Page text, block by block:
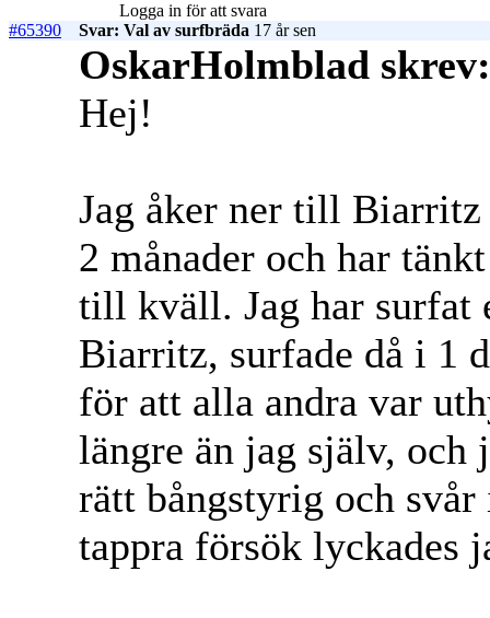
Logga in för att svara
#65390
Svar: Val av surfbräda 17 år sen
OskarHolmblad skrev:
Hej!
Jag åker ner till Biarritz
2 månader och har
till kväll. Jag har surfat
Biarritz, surfade då i 1
för att alla andra var
längre än jag själv, och
rätt bångstyrig och
tappra försök lyckades